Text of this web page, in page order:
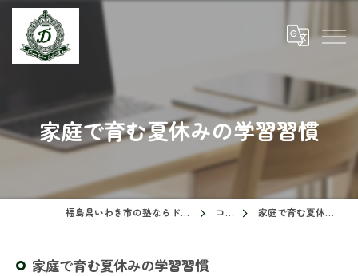
家庭で育む夏休みの学習習慣
福島県いわき市の塾ならドリームスクール コラム 家庭で育む夏休みの学習習慣
家庭で育む夏休みの学習習慣